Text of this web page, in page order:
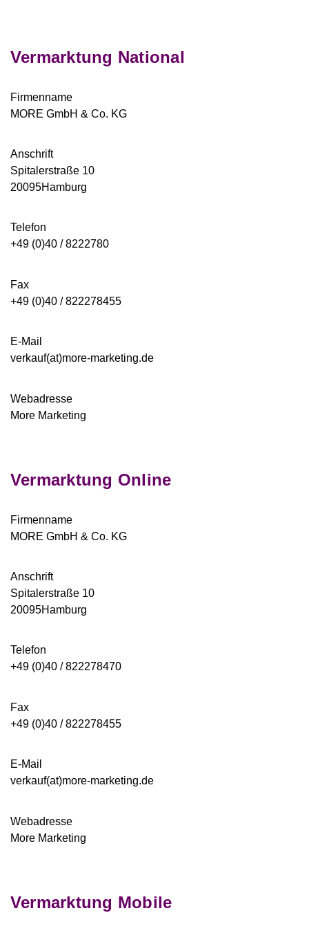
Vermarktung National
Firmenname
MORE GmbH & Co. KG
Anschrift
Spitalerstraße 10
20095Hamburg
Telefon
+49 (0)40 / 8222780
Fax
+49 (0)40 / 822278455
E-Mail
verkauf(at)more-marketing.de
Webadresse
More Marketing
Vermarktung Online
Firmenname
MORE GmbH & Co. KG
Anschrift
Spitalerstraße 10
20095Hamburg
Telefon
+49 (0)40 /822278470
Fax
+49 (0)40 / 822278455
E-Mail
verkauf(at)more-marketing.de
Webadresse
More Marketing
Vermarktung Mobile